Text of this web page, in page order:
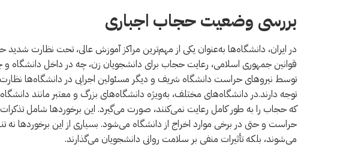
بررسی وضعیت حجاب اجباری
در ایران، دانشگاه‌ها به‌عنوان یکی از مهم‌ترین مراکز آموزش عالی، تحت نظارت
قوانین جمهوری اسلامی، رعایت حجاب برای دانشجویان زن، چه در داخل دانشگاه و
توسط نیروهای حراست دانشگاه شریف و دیگر مسئولین اجرایی در دانشگاه‌ها
توجه دارند.در دانشگاه‌های مختلف، به‌ویژه دانشگاه‌های بزرگ و معتبر مانند
که حجاب را به طور کامل رعایت نمی‌کنند، صورت می‌گیرد. این برخوردها شامل
حراست و حتی در برخی موارد اخراج از دانشگاه می‌شود. بسیاری از این برخوردها نه
می‌شوند، بلکه تأثیرات منفی بر سلامت روانی دانشجویان می‌گذارند.